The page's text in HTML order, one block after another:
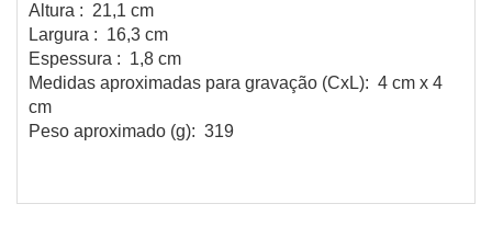
Altura : 21,1 cm
Largura : 16,3 cm
Espessura : 1,8 cm
Medidas aproximadas para gravação (CxL): 4 cm x 4
cm
Peso aproximado (g): 319